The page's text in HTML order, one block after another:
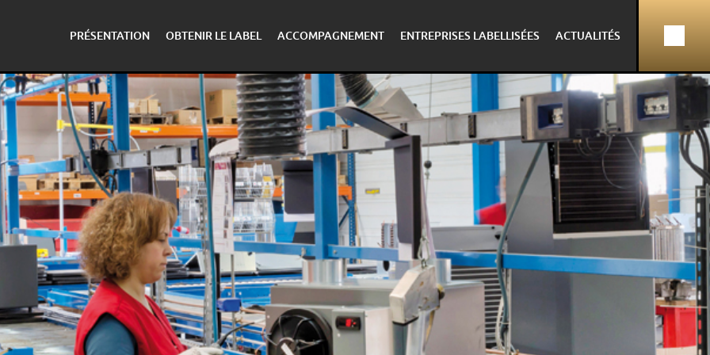
PRÉSENTATION OBTENIR LE LABEL ACCOMPAGNEMENT ENTREPRISES LABELLISÉES ACTUALITÉS